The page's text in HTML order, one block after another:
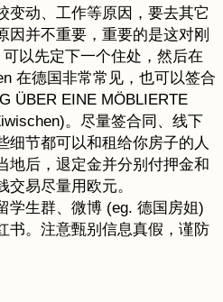
变动、工作等原因，要去其它
因并不重要，重要的是这对刚
以先定下一个住处，然后在
在德国非常常见，也可以签合
ÜBER EINE MÖBLIERTE
。尽量签合同、线下
细节都可以和租给你房子的人
地后，退定金并分别付押金和
易尽量用欧元。
学生群、微博 (eg. 德国房姐)
书。注意甄别信息真假，谨防